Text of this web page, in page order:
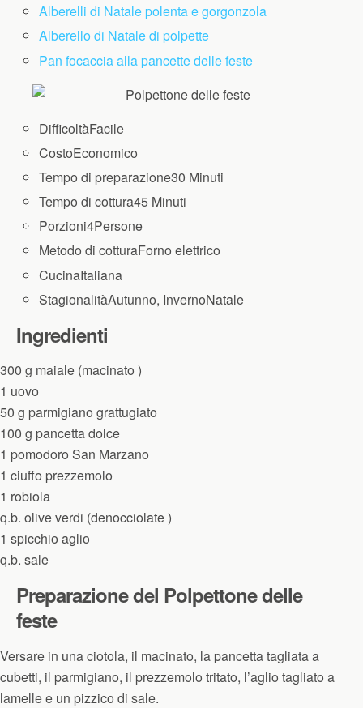
Alberelli di Natale polenta e gorgonzola
Alberello di Natale di polpette
Pan focaccia alla pancette delle feste
DifficoltàFacile
CostoEconomico
Tempo di preparazione30 Minuti
Tempo di cottura45 Minuti
Porzioni4Persone
Metodo di cotturaForno elettrico
CucinaItaliana
StagionalitàAutunno, InvernoNatale
Ingredienti
300 g maiale (macinato )
1 uovo
50 g parmigiano grattugiato
100 g pancetta dolce
1 pomodoro San Marzano
1 ciuffo prezzemolo
1 robiola
q.b. olive verdi (denocciolate)
1 spicchio aglio
q.b. sale
Preparazione del Polpettone delle
feste
Versare in una ciotola, il macinato, la pancetta tagliata a
cubetti, il parmigiano, il prezzemolo tritato, l’aglio tagliato a
lamelle e un pizzico di sale.